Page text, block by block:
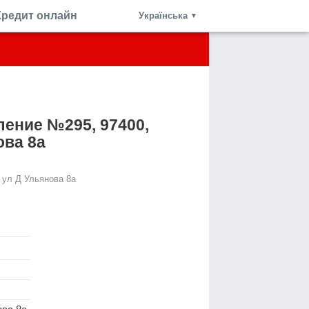
онлайн Українська ▼
№295, 97400,
8а
Д Ульянова 8а